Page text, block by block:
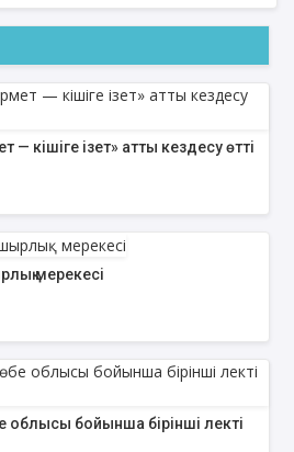
— кішіге ізет» атты кездесу өтті
мерекесі
облысы бойынша бірінші лекті